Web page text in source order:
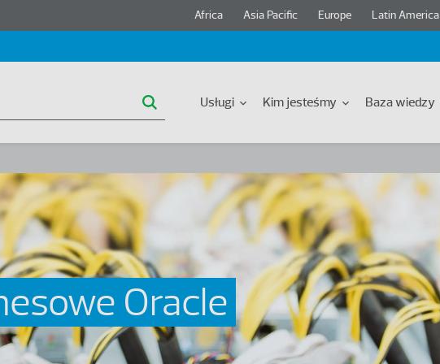
Header region menu
Africa Asia Pacific Europe Latin America
Usługi Kim jesteśmy Baza wiedzy
Oracle